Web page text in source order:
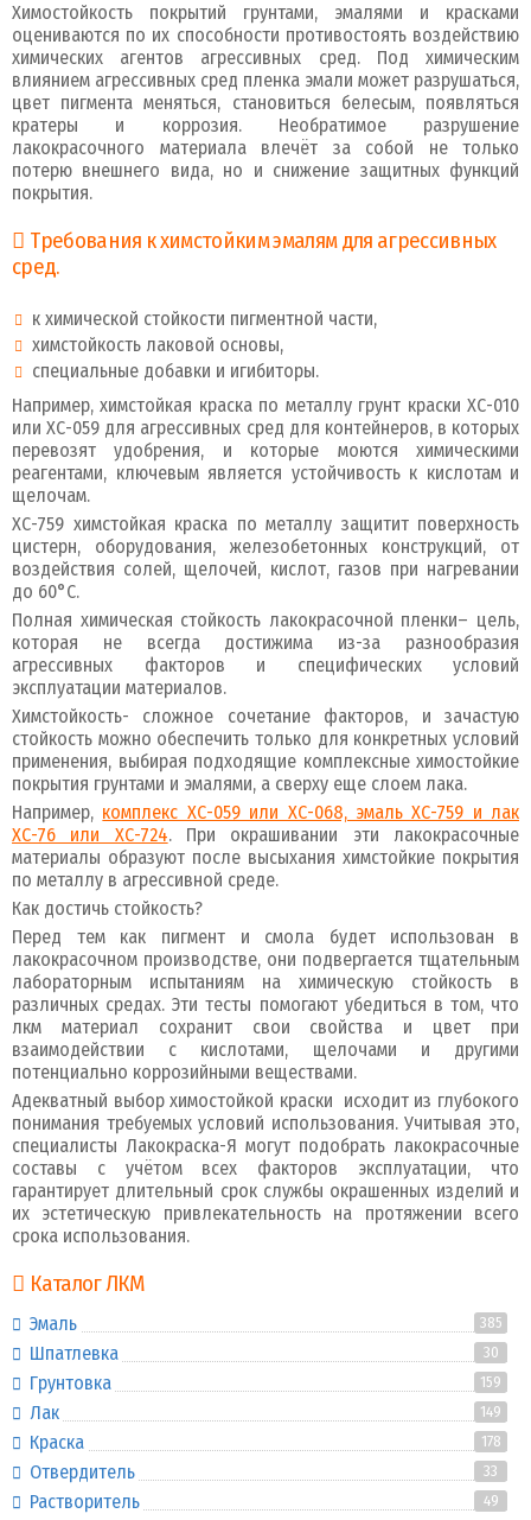
Химостойкость покрытий грунтами, эмалями и красками
оцениваются по их способности противостоять воздействию
химических агентов агрессивных сред. Под химическим
влиянием агрессивных сред пленка эмали может разрушаться,
цвет пигмента меняться, становиться белесым, появляться
кратеры и коррозия. Необратимое разрушение
лакокрасочного материала влечёт за собой не только
потерю внешнего вида, но и снижение защитных функций
покрытия.
Требования к химстойким эмалям для агрессивных
сред.
к химической стойкости пигментной части,
химстойкость лаковой основы,
специальные добавки и игибиторы.
Например, химстойкая краска по металлу грунт краски ХС-010
или ХС-059 для агрессивных сред для контейнеров, в которых
перевозят удобрения, и которые моются химическими
реагентами, ключевым является устойчивость к кислотам и
щелочам.
ХС-759 химстойкая краска по металлу защитит поверхность
цистерн, оборудования, железобетонных конструкций, от
воздействия солей, щелочей, кислот, газов при нагревании
до 60°С.
Полная химическая стойкость лакокрасочной пленки– цель,
которая не всегда достижима из-за разнообразия
агрессивных факторов и специфических условий
эксплуатации материалов.
Химстойкость- сложное сочетание факторов, и зачастую
стойкость можно обеспечить только для конкретных условий
применения, выбирая подходящие комплексные химостойкие
покрытия грунтами и эмалями, а сверху еще слоем лака.
Например, комплекс ХС-059 или ХС-068, эмаль ХС-759 и лак
ХС-76 или ХС-724. При окрашивании эти лакокрасочные
материалы образуют после высыхания химстойкие покрытия
по металлу в агрессивной среде.
Как достичь стойкость?
Перед тем как пигмент и смола будет использован в
лакокрасочном производстве, они подвергается тщательным
лабораторным испытаниям на химическую стойкость в
различных средах. Эти тесты помогают убедиться в том, что
лкм материал сохранит свои свойства и цвет при
взаимодействии с кислотами, щелочами и другими
потенциально коррозийными веществами.
Адекватный выбор химостойкой краски исходит из глубокого
понимания требуемых условий использования. Учитывая это,
специалисты Лакокраска-Я могут подобрать лакокрасочные
составы с учётом всех факторов эксплуатации, что
гарантирует длительный срок службы окрашенных изделий и
их эстетическую привлекательность на протяжении всего
срока использования.
Каталог ЛКМ
Эмаль 385
Шпатлевка 30
Грунтовка 159
Лак 149
Краска 178
Отвердитель 33
Растворитель 49